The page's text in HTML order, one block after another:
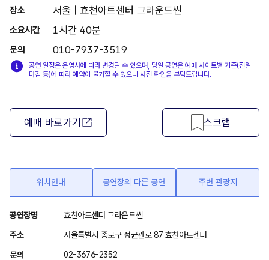
장소 서울 | 효천아트센터 그라운드씬
소요시간 1시간 40분
문의 010-7937-3519
공연 일정은 운영사에 따라 변경될 수 있으며, 당일 공연은 예매 사이트별 기준(전일
마감 등)에 따라 예약이 불가할 수 있으니 사전 확인을 부탁드립니다.
예매 바로가기 스크랩
위치안내 공연장의 다른 공연 주변 관광지
위
치
안
공연장명 효천아트센터 그라운드씬
주소 서울특별시 종로구 성균관로 87 효천아트센터
문의 02-3676-2352